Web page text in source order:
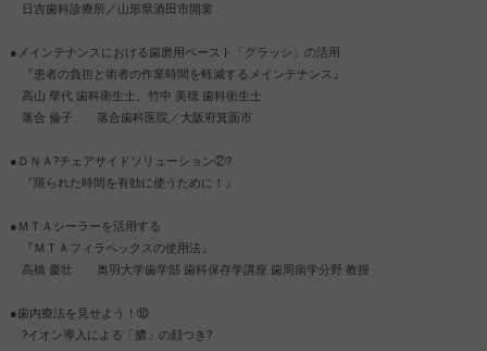
日吉歯科診療所／山形県酒田市開業
●メインテナンスにおける歯磨用ペースト「グラッシ」の活用
『患者の負担と術者の作業時間を軽減するメインテナンス』
高山 華代 歯科衛生士、竹中 美穂 歯科衛生士
落合 倫子 落合歯科医院／大阪府箕面市
●ＤＮＡ?チェアサイドソリューション②?
『限られた時間を有効に使うために！』
●ＭＴＡシーラーを活用する
『ＭＴＡフィラペックスの使用法』
高橋 慶壮 奥羽大学歯学部 歯科保存学講座 歯周病学分野 教授
●歯内療法を見せよう！⑩
?イオン導入による「膿」の顔つき?